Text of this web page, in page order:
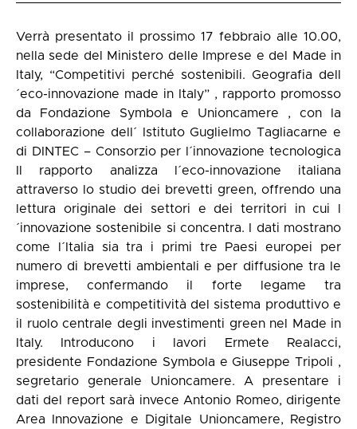
Verrà presentato il prossimo 17 febbraio alle 10.00,
nella sede del Ministero delle Imprese e del Made in
Italy, “Competitivi perché sostenibili. Geografia dell
´eco-innovazione made in Italy” , rapporto promosso
da Fondazione Symbola e Unioncamere , con la
collaborazione dell´ Istituto Guglielmo Tagliacarne e
di DINTEC – Consorzio per l´innovazione tecnologica
Il rapporto analizza l´eco-innovazione italiana
attraverso lo studio dei brevetti green, offrendo una
lettura originale dei settori e dei territori in cui l
´innovazione sostenibile si concentra. I dati mostrano
come l´Italia sia tra i primi tre Paesi europei per
numero di brevetti ambientali e per diffusione tra le
imprese, confermando il forte legame tra
sostenibilità e competitività del sistema produttivo e
il ruolo centrale degli investimenti green nel Made in
Italy. Introducono i lavori Ermete Realacci,
presidente Fondazione Symbola e Giuseppe Tripoli ,
segretario generale Unioncamere. A presentare i
dati del report sarà invece Antonio Romeo, dirigente
Area Innovazione e Digitale Unioncamere, Registro